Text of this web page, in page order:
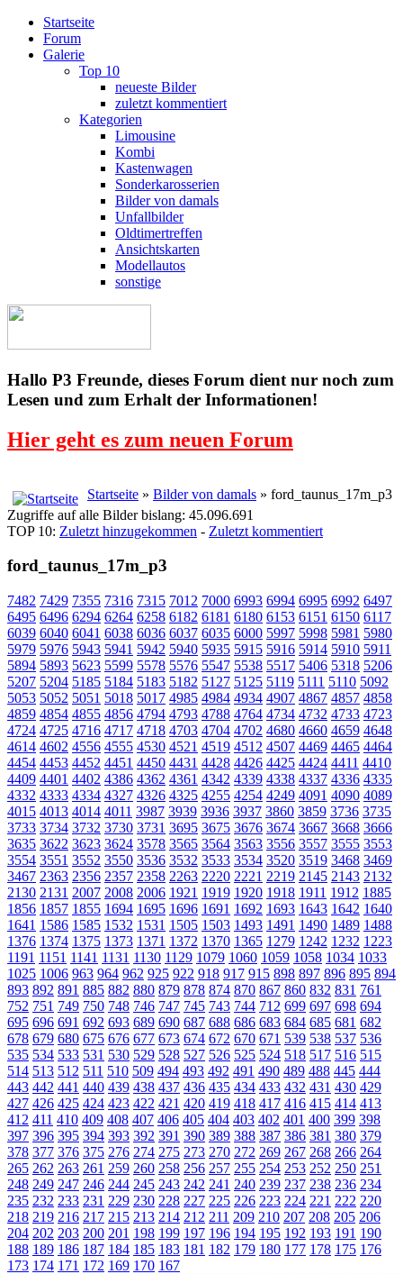
Startseite
Forum
Galerie
Top 10
neueste Bilder
zuletzt kommentiert
Kategorien
Limousine
Kombi
Kastenwagen
Sonderkarosserien
Bilder von damals
Unfallbilder
Oldtimertreffen
Ansichtskarten
Modellautos
sonstige
Hallo P3 Freunde, dieses Forum dient nur noch zum
Lesen und zum Erhalt der Informationen!
Hier geht es zum neuen Forum
Startseite » Bilder von damals » ford_taunus_17m_p3
Zugriffe auf alle Bilder bislang: 45.096.691
TOP 10: Zuletzt hinzugekommen - Zuletzt kommentiert
ford_taunus_17m_p3
7482 7429 7355 7316 7315 7012 7000 6993 6994 6995 6992 6497
6495 6496 6294 6264 6258 6182 6181 6180 6153 6151 6150 6117
6039 6040 6041 6038 6036 6037 6035 6000 5997 5998 5981 5980
5979 5976 5943 5941 5942 5940 5935 5915 5916 5914 5910 5911
5894 5893 5623 5599 5578 5576 5547 5538 5517 5406 5318 5206
5207 5204 5185 5184 5183 5182 5127 5125 5119 5111 5110 5092
5053 5052 5051 5018 5017 4985 4984 4934 4907 4867 4857 4858
4859 4854 4855 4856 4794 4793 4788 4764 4734 4732 4733 4723
4724 4725 4716 4717 4718 4703 4704 4702 4680 4660 4659 4648
4614 4602 4556 4555 4530 4521 4519 4512 4507 4469 4465 4464
4454 4453 4452 4451 4450 4431 4428 4426 4425 4424 4411 4410
4409 4401 4402 4386 4362 4361 4342 4339 4338 4337 4336 4335
4332 4333 4334 4327 4326 4325 4255 4254 4249 4091 4090 4089
4015 4013 4014 4011 3987 3939 3936 3937 3860 3859 3736 3735
3733 3734 3732 3730 3731 3695 3675 3676 3674 3667 3668 3666
3635 3622 3623 3624 3578 3565 3564 3563 3556 3557 3555 3553
3554 3551 3552 3550 3536 3532 3533 3534 3520 3519 3468 3469
3467 2363 2356 2357 2358 2263 2220 2221 2219 2145 2143 2132
2130 2131 2007 2008 2006 1921 1919 1920 1918 1911 1912 1885
1856 1857 1855 1694 1695 1696 1691 1692 1693 1643 1642 1640
1641 1586 1585 1532 1531 1505 1503 1493 1491 1490 1489 1488
1376 1374 1375 1373 1371 1372 1370 1365 1279 1242 1232 1223
1191 1151 1141 1131 1130 1129 1079 1060 1059 1058 1034 1033
1025 1006 963 964 962 925 922 918 917 915 898 897 896 895 894
893 892 891 885 882 880 879 878 874 870 867 860 832 831 761
752 751 749 750 748 746 747 745 743 744 712 699 697 698 694
695 696 691 692 693 689 690 687 688 686 683 684 685 681 682
678 679 680 675 676 677 673 674 672 670 671 539 538 537 536
535 534 533 531 530 529 528 527 526 525 524 518 517 516 515
514 513 512 511 510 509 494 493 492 491 490 489 488 445 444
443 442 441 440 439 438 437 436 435 434 433 432 431 430 429
427 426 425 424 423 422 421 420 419 418 417 416 415 414 413
412 411 410 409 408 407 406 405 404 403 402 401 400 399 398
397 396 395 394 393 392 391 390 389 388 387 386 381 380 379
378 377 376 375 276 274 275 273 270 272 269 267 268 266 264
265 262 263 261 259 260 258 256 257 255 254 253 252 250 251
248 249 247 246 244 245 243 242 241 240 239 237 238 236 234
235 232 233 231 229 230 228 227 225 226 223 224 221 222 220
218 219 216 217 215 213 214 212 211 209 210 207 208 205 206
204 202 203 200 201 198 199 197 196 194 195 192 193 191 190
188 189 186 187 184 185 183 181 182 179 180 177 178 175 176
173 174 171 172 169 170 167